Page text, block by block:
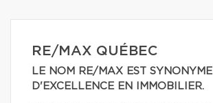
RE/MAX QUÉBEC
LE NOM RE/MAX EST SYNONYME
D'EXCELLENCE EN IMMOBILIER.